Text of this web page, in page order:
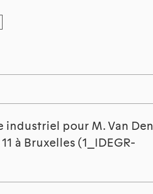
pour M. Van Den
à Bruxelles (1_IDEGR-